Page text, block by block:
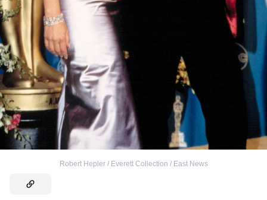
Robert Hepler / Everett Collection / East News